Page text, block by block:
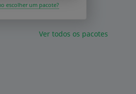
escolher um pacote?
Ver todos os pacotes